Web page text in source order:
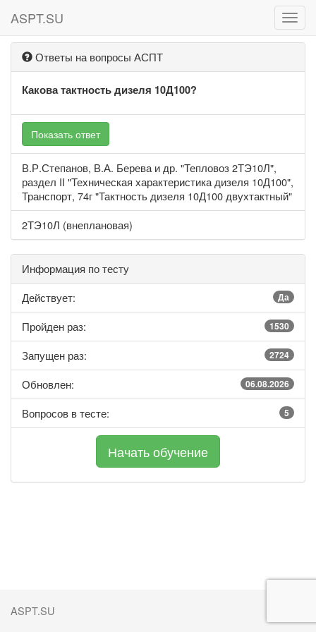
ASPT.SU
Ответы на вопросы АСПТ
Какова тактность дизеля 10Д100?
Показать ответ
В.Р.Степанов, В.А. Берева и др. "Тепловоз 2ТЭ10Л",
раздел II "Техническая характеристика дизеля 10Д100",
Транспорт, 74г "Тактность дизеля 10Д100 двухтактный"
2ТЭ10Л (внеплановая)
Информация по тесту
Действует:
Да
Пройден раз: 1530
Запущен раз: 2724
Обновлен: 06.08.2026
Вопросов в тесте: 5
ASPT.SU